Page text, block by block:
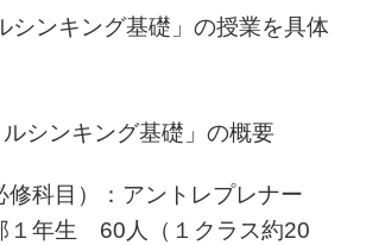
シンキング基礎」の授業を具体
シンキング基礎」の概要
修科目）：アントレプレナー
１年生 60人（１クラス約20